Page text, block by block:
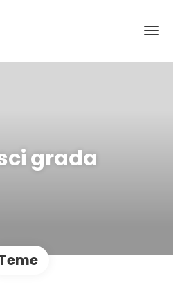
grada